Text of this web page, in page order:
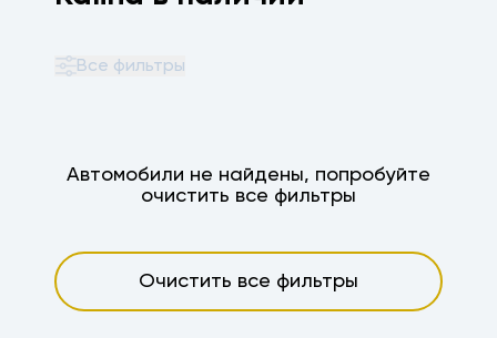
Автомобили не найдены, попробуйте
очистить все фильтры
Очистить все фильтры
Все фильтры